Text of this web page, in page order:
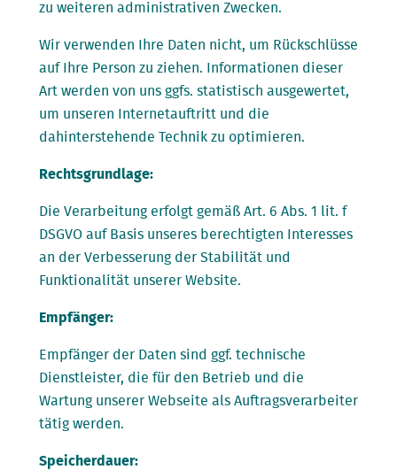
zu weiteren administrativen Zwecken.
Wir verwenden Ihre Daten nicht, um Rückschlüsse
auf Ihre Person zu ziehen. Informationen dieser
Art werden von uns ggfs. statistisch ausgewertet,
um unseren Internetauftritt und die
dahinterstehende Technik zu optimieren.
Rechtsgrundlage:
Die Verarbeitung erfolgt gemäß Art. 6 Abs. 1 lit. f
DSGVO auf Basis unseres berechtigten Interesses
an der Verbesserung der Stabilität und
Funktionalität unserer Website.
Empfänger:
Empfänger der Daten sind ggf. technische
Dienstleister, die für den Betrieb und die
Wartung unserer Webseite als Auftragsverarbeiter
tätig werden.
Speicherdauer: